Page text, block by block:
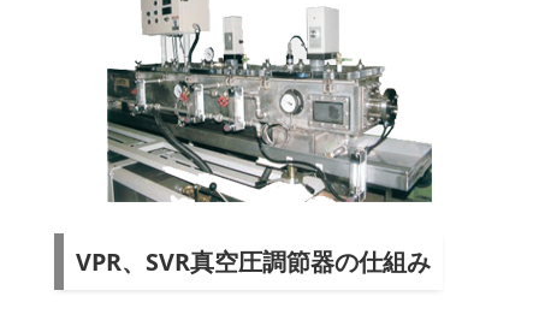
VPR、SVR真空圧調節器の仕組み